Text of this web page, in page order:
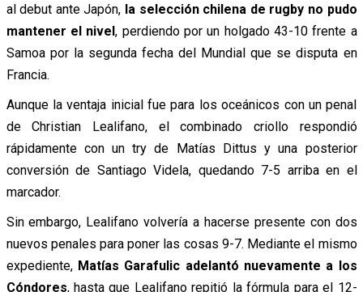
al debut ante Japón, la selección chilena de rugby no pudo
mantener el nivel, perdiendo por un holgado 43-10 frente a
Samoa por la segunda fecha del Mundial que se disputa en
Francia.
Aunque la ventaja inicial fue para los oceánicos con un penal
de Christian Lealifano, el combinado criollo respondió
rápidamente con un try de Matías Dittus y una posterior
conversión de Santiago Videla, quedando 7-5 arriba en el
marcador.
Sin embargo, Lealifano volvería a hacerse presente con dos
nuevos penales para poner las cosas 9-7. Mediante el mismo
expediente, Matías Garafulic adelantó nuevamente a los
Cóndores, hasta que Lealifano repitió la fórmula para el 12-